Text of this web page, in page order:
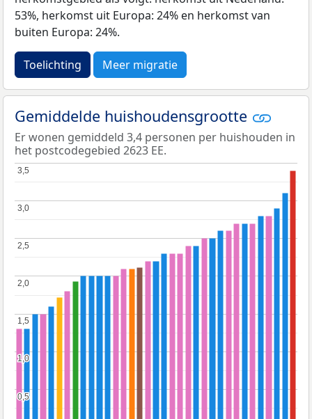
53%, herkomst uit Europa: 24% en herkomst van
buiten Europa: 24%.
Toelichting Meer migratie
Gemiddelde huishoudensgrootte
Er wonen gemiddeld 3,4 personen per huishouden in
het postcodegebied 2623 EE.
0,5
0,5
1,0
1,0
1,5
1,5
2,0
2,0
2,5
2,5
3,0
3,0
3,5
3,5